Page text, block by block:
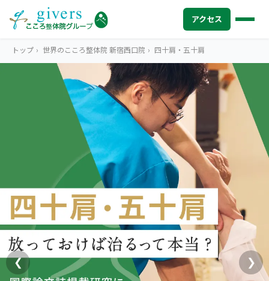
アクセス
トップ
症状から探す
肩こり・首こり
頭痛
四十肩・五十肩
膝痛・関節痛
メニューから探す
STORE 店舗一覧
AREA エリアから探す
札幌エリア（13院）
ABOUT US 私たちについて
こころ整体院グループについて
トップ › 世界のこころ整体院 新宿西口院 › 四十肩・五十肩
❮ ❯